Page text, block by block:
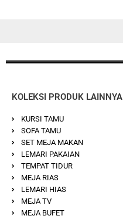
KOLEKSI PRODUK LAINNYA
KURSI TAMU
SOFA TAMU
SET MEJA MAKAN
LEMARI PAKAIAN
TEMPAT TIDUR
MEJA RIAS
LEMARI HIAS
MEJA TV
MEJA BUFET